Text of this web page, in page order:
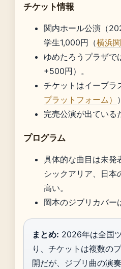
チケット情報
関内ホール公演（
学生1,000円（横浜
ゆめたろうプラザ
+500円）。
チケットはイープラ
プラットフォーム）
完売公演が出ている
プログラム
具体的な曲目は未発
シックアリア、日本
高い。
岡本のジブリカバー
まとめ: 2026年は全国
り、チケットは複数の
開だが、ジブリ曲の演